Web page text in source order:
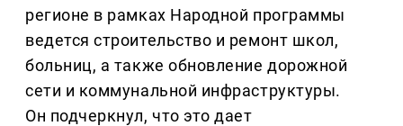
регионе в рамках Народной программы
ведется строительство и ремонт школ,
больниц, а также обновление дорожной
сети и коммунальной инфраструктуры.
Он подчеркнул, что это дает